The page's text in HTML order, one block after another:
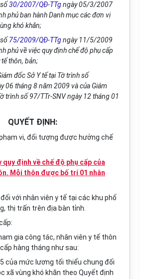
30/2007/QĐ-TTgngày 05/3/2007
phủ ban hành Danh mục các đơn vị
khó khăn;
75/2009/QĐ-TTgngày 11/5/2009
phủ về việc quy định chế độ phụ cấp
thôn, bản;
đốc Sở Y tế tại Tờ trình số
06 tháng 8 năm 2009 và của Giám
trình số 97/TTr-SNV ngày 12 tháng 01
QUYẾT ĐỊNH:
vi, đối tượng được hưởng chế
quy định về chế độ phụ cấp của
Mỗi thôn được bố trí 01 nhân
với nhân viên y tế tại các khu phố
thị trấn trên địa bàn tỉnh.
gia công tác, nhân viên y tế thôn
hàng tháng như sau:
của mức lương tối thiểu chung đối
xã vùng khó khăn theo Quyết định